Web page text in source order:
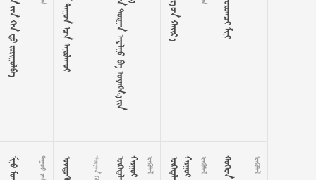
      







































  